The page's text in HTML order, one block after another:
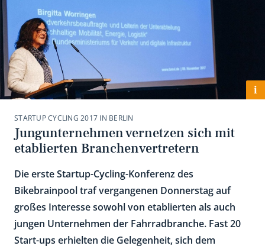
i
STARTUP CYCLING 2017 IN BERLIN
Jungunternehmen vernetzen sich mit
etablierten Branchenvertretern
Die erste Startup-Cycling-Konferenz des
Bikebrainpool traf vergangenen Donnerstag auf
großes Interesse sowohl von etablierten als auch
jungen Unternehmen der Fahrradbranche. Fast 20
Start-ups erhielten die Gelegenheit, sich dem